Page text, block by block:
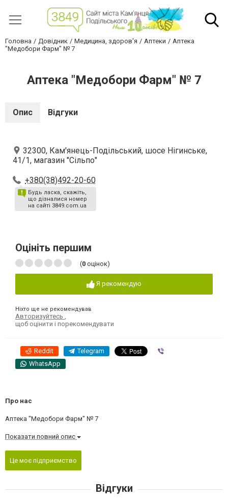
Головна Довідник Медицина, здоров'я Аптеки
Аптека
"Медобори Фарм" № 7
Аптека "Медобори Фарм" № 7
Опис Відгуки
32300, Кам'янець-Подільський, шосе Нігинське,
41/1, магазин "Сільпо"
+380(38)492-20-60
Будь ласка, скажіть,
що дізналися номер
на сайті 3849.com.ua
Оцініть першим
(0 оцінок)
Я рекомендую
Ніхто ще не рекомендував
Авторизуйтесь
щоб оцінити і порекомендувати
Reddit Telegram
WhatsApp
Про нас
Аптека "Медобори Фарм" № 7
Показати повний опис
Це моє підприємство
Відгуки